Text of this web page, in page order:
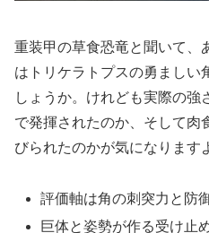
重装甲の草食恐竜と聞いて、
はトリケラトプスの勇ましい
しょうか。けれども実際の強
で発揮されたのか、そして肉
びられたのかが気になります
評価軸は角の刺突力と防
巨体と姿勢が作る受け止